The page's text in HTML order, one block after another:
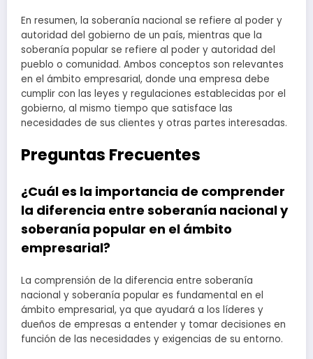
En resumen, la soberanía nacional se refiere al poder y
autoridad del gobierno de un país, mientras que la
soberanía popular se refiere al poder y autoridad del
pueblo o comunidad. Ambos conceptos son relevantes
en el ámbito empresarial, donde una empresa debe
cumplir con las leyes y regulaciones establecidas por el
gobierno, al mismo tiempo que satisface las
necesidades de sus clientes y otras partes interesadas.
Preguntas Frecuentes
¿Cuál es la importancia de comprender
la diferencia entre soberanía nacional y
soberanía popular en el ámbito
empresarial?
La comprensión de la diferencia entre soberanía
nacional y soberanía popular es fundamental en el
ámbito empresarial, ya que ayudará a los líderes y
dueños de empresas a entender y tomar decisiones en
función de las necesidades y exigencias de su entorno.